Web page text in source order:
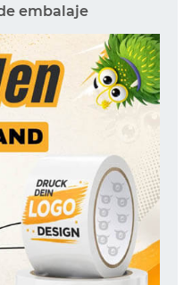
embalaje